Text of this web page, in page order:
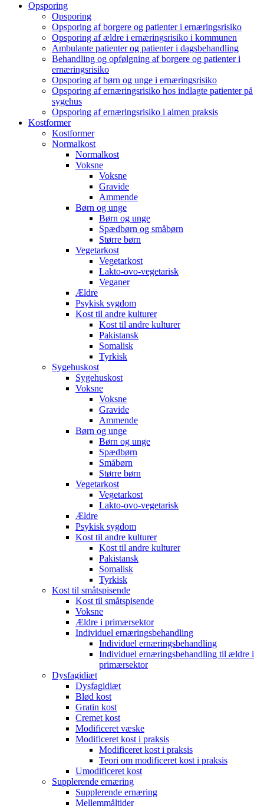
Opsporing
Opsporing
Opsporing af borgere og patienter i ernæringsrisiko
Opsporing af ældre i ernæringsrisiko i kommunen
Ambulante patienter og patienter i dagsbehandling
Behandling og opfølgning af borgere og patienter i
ernæringsrisiko
Opsporing af børn og unge i ernæringsrisiko
Opsporing af ernæringsrisiko hos indlagte patienter på
sygehus
Opsporing af ernæringsrisiko i almen praksis
Kostformer
Kostformer
Normalkost
Normalkost
Voksne
Voksne
Gravide
Ammende
Børn og unge
Børn og unge
Spædbørn og småbørn
Større børn
Vegetarkost
Vegetarkost
Lakto-ovo-vegetarisk
Veganer
Ældre
Psykisk sygdom
Kost til andre kulturer
Kost til andre kulturer
Pakistansk
Somalisk
Tyrkisk
Sygehuskost
Sygehuskost
Voksne
Voksne
Gravide
Ammende
Børn og unge
Børn og unge
Spædbørn
Småbørn
Større børn
Vegetarkost
Vegetarkost
Lakto-ovo-vegetarisk
Ældre
Psykisk sygdom
Kost til andre kulturer
Kost til andre kulturer
Pakistansk
Somalisk
Tyrkisk
Kost til småtspisende
Kost til småtspisende
Voksne
Ældre i primærsektor
Individuel ernæringsbehandling
Individuel ernæringsbehandling
Individuel ernæringsbehandling til ældre i
primærsektor
Dysfagidiæt
Dysfagidiæt
Blød kost
Gratin kost
Cremet kost
Modificeret væske
Modificeret kost i praksis
Modificeret kost i praksis
Teori om modificeret kost i praksis
Umodificeret kost
Supplerende ernæring
Supplerende ernæring
Mellemmåltider